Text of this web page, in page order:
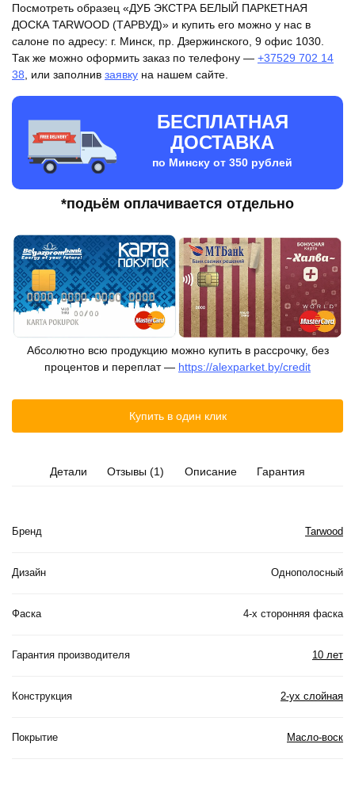
ДОСКА
TARWOOD
(ТАРВУД)
Посмотреть образец «ДУБ ЭКСТРА БЕЛЫЙ ПАРКЕТНАЯ
ДОСКА TARWOOD (ТАРВУД)» и купить его можно у нас в
салоне по адресу: г. Минск, пр. Дзержинского, 9 офис 1030.
Так же можно оформить заказ по телефону — +37529 702 14
38 , или заполнив заявку на нашем сайте.
БЕСПЛАТНАЯ
ДОСТАВКА
по Минску от 350 рублей
*подьём оплачивается отдельно
Абсолютно всю продукцию можно купить в рассрочку, без
процентов и переплат — https://alexparket.by/credit
Купить в один клик
Детали Отзывы (1) Описание Гарантия
Бренд Tarwood
Дизайн Однополосный
Фаска 4-х сторонняя фаска
Гарантия производителя 10 лет
Конструкция 2-ух слойная
Покрытие Масло-воск